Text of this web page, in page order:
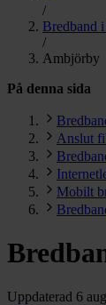
/
Bredband
/
Ambjörby
På denna sida
Anslut
Mobilt
Uppdaterad 6